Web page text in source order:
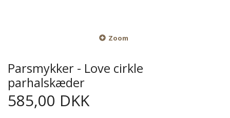
Zoom
Parsmykker - Love cirkle
parhalskæder
585,00 DKK